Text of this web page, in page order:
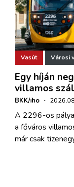
Vasút Városi
Egy híján
villamos
BKK/iho ·
A 2296-os
a főváros
már csak